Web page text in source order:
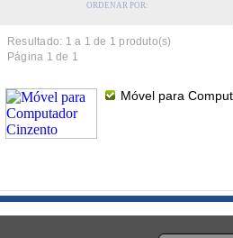
ORDENAR POR:
Resultado: 1 a 1 de 1 produto(s)
Página 1 de 1
Móvel para